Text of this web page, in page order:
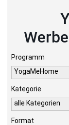
Programm
YogaMeHome
Kategorie
alle Kategorien
Format